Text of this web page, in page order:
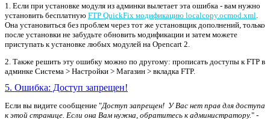
1. Если при установке модуля из админки вылетает эта ошибка - вам нужно
установить бесплатную FTP QuickFix модификацию localcopy.ocmod.xml
Она установиться без проблем через тот же установщик дополнений, только
после установки не забудьте обновить модификации и затем можете
приступать к установке любых модулей на Opencart 2.
2. Также решить эту ошибку можно по другому: прописать доступы к FTP в
админке Система > Настройки > Магазин > вкладка FTP.
5. Ошибка: Доступ запрещен!
Если вы видите сообщение "Доступ запрещен! У Вас нет прав для доступа
к этой странице. Если она Вам нужна, обратитесь к администратору." -